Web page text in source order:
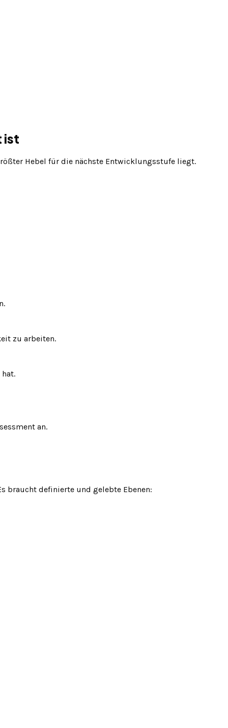
ist
Hebel für die nächste Entwicklungsstufe liegt.
zu arbeiten.
an.
braucht definierte und gelebte Ebenen: